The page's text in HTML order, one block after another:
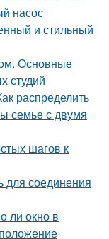
насос
и стильный
Основные
студий
распределить
семье с двумя
шагов к
для соединения
ли окно в